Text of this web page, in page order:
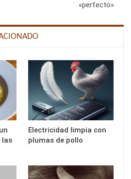
«perfecto»
las
Electricidad limpia con
plumas de pollo